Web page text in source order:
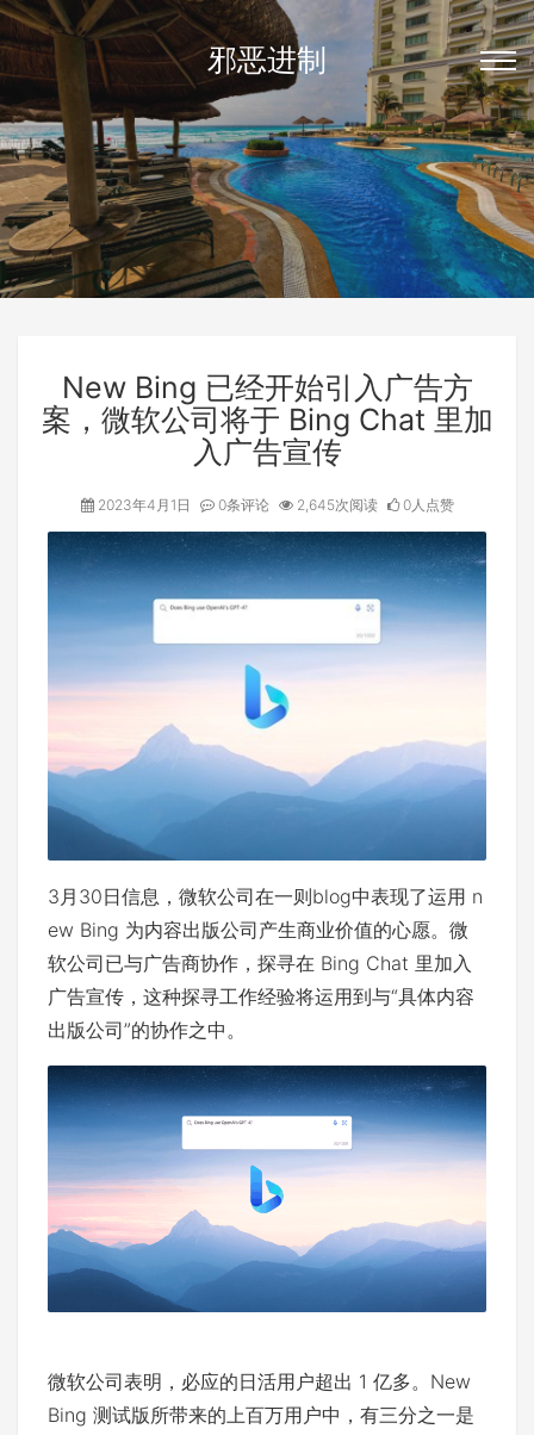
邪恶进制
New Bing 已经开始引入广告方
案，微软公司将于 Bing Chat 里加
入广告宣传
2023年4月1日 0条评论 2,645次阅读 0人点赞
3月30日信息，微软公司在一则blog中表现了运用 n
ew Bing 为内容出版公司产生商业价值的心愿。微
软公司已与广告商协作，探寻在 Bing Chat 里加入
广告宣传，这种探寻工作经验将运用到与“具体内容
出版公司”的协作之中。
微软公司表明，必应的日活用户超出 1 亿多。New
Bing 测试版所带来的上百万用户中，有三分之一是